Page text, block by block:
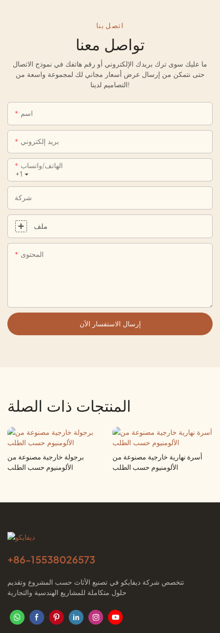
اتصل بنا
تواصل معنا
ما عليك سوى ترك بريدك الإلكتروني أو رقم هاتفك في نموذج الاتصال
حتى نتمكن من إرسال عرض أسعار مجاني لك لمجموعة واسعة من
التصاميم لدينا!
اسم
بريد إلكتروني
+1
الهاتف/واتساب
شركة
ملف
المحتوى
إرسال الاستفسار الآن
المنتجات ذات الصلة
برجولة خارجية مصنوعة من
الألومنيوم حسب الطلب
أسرة نهارية خارجية مصنوعة من
الألومنيوم حسب الطلب
+86-15538026573
تتخصص شركة ديفايكو في تصنيع الأثاث حسب المشروع وتقديم
حلول متكاملة للمشاريع الهندسية والتجارية